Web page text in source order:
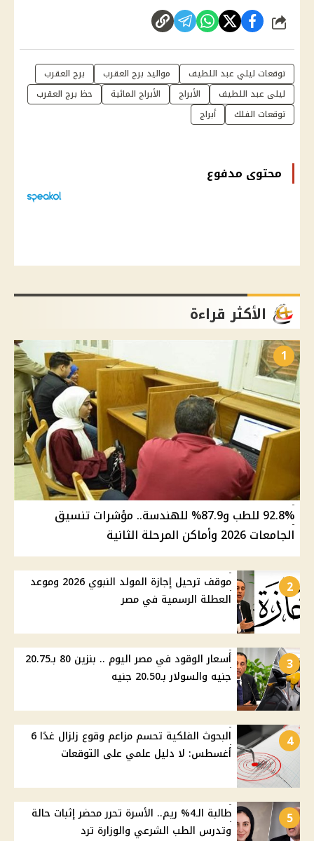
شارك
توقعات ليلي عبد اللطيف مواليد برج العقرب
برج العقرب
ليلى عبد اللطيف
الأبراج الأبراج المائية
حظ برج العقرب
توقعات الفلك
أبراج
محتوى مدفوع
الأكثر قراءة
1
92.8% للطب و87.9% للهندسة.. مؤشرات تنسيق
الجامعات 2026 وأماكن المرحلة الثانية
2
موقف ترحيل إجازة المولد النبوي 2026 وموعد
العطلة الرسمية في مصر
3
أسعار الوقود في مصر اليوم .. بنزين 80 بـ20.75
جنيه والسولار بـ20.50 جنيه
4
البحوث الفلكية تحسم مزاعم وقوع زلزال غدًا 6
أغسطس: لا دليل علمي على التوقعات
5
طالبة الـ4% ريم.. الأسرة تحرر محضر إثبات حالة
وتدرس الطب الشرعي والوزارة ترد